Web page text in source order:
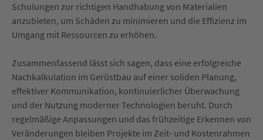
Schulungen zur richtigen Handhabung von Materialien
anzubieten, um Schäden zu minimieren und die Effizienz im
Umgang mit Ressourcen zu erhöhen.
Zusammenfassend lässt sich sagen, dass eine erfolgreiche
Nachkalkulation im Gerüstbau auf einer soliden Planung,
effektiver Kommunikation, kontinuierlicher Überwachung
und der Nutzung moderner Technologien beruht. Durch
regelmäßige Anpassungen und das frühzeitige Erkennen von
Veränderungen bleiben Projekte im Zeit- und Kostenrahmen